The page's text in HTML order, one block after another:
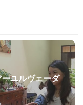
ユルヴェーダ